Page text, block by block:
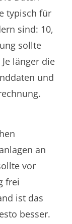
typisch für
sind: 10,
sollte
länger die
und
an
vor
frei
ist das
besser.